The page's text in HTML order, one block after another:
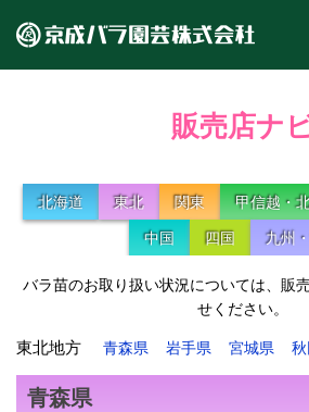
販売店ナ
北海道 東北 関東 甲信越・
中国
四国 九州
バラ苗のお取り扱い状況については、販
せください。
東北地方 青森県 岩手県 宮城県
青森県